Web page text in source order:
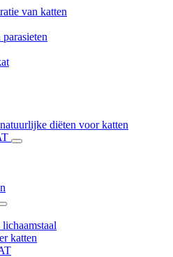
van katten
diëten voor katten
katten